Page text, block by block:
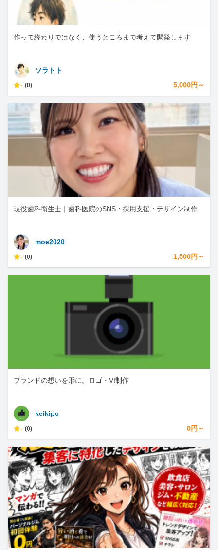
作って終わりではなく、使うところまで考えて開発します
ソラトト
- (0) 5,000円～
現役歯科衛生士｜歯科医院のSNS・採用支援・デザイン制作
moe2020
- (0) 1,500円～
ブランドの想いを形に。ロゴ・VI制作
keikipc
- (0) 0円～